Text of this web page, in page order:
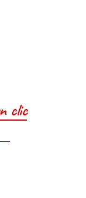
clic